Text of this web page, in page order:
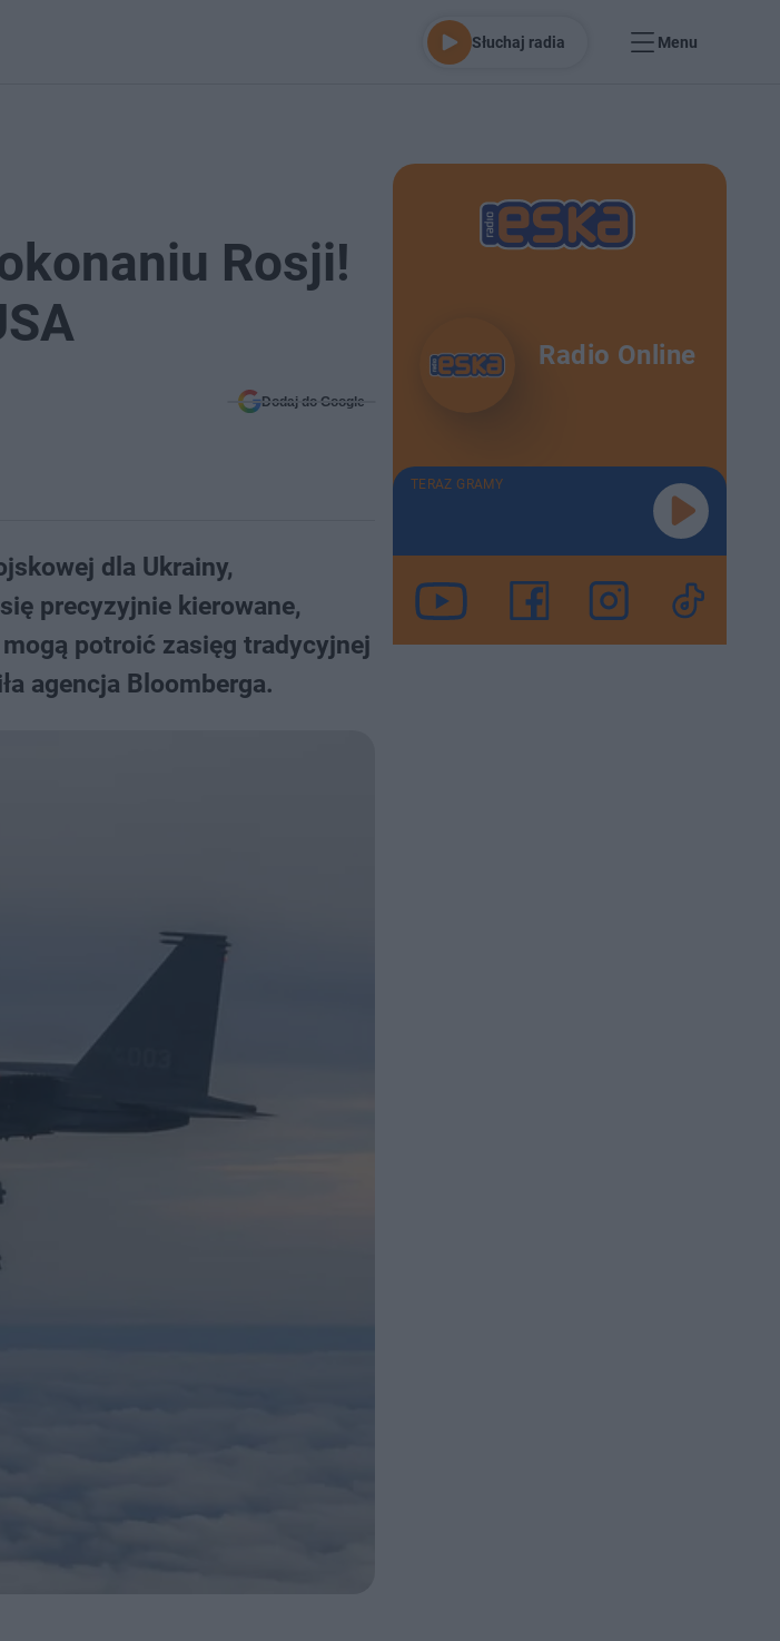
Słuchaj radia Menu
Rosji!
Dodaj do Google
dla Ukrainy,
precyzyjnie kierowane,
potroić zasięg tradycyjnej
agencja Bloomberga.
Radio Online
TERAZ GRAMY